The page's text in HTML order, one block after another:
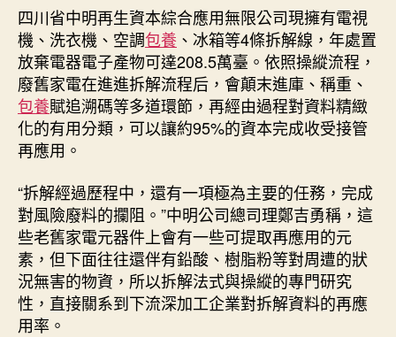
四川省中明再生資本綜合應用無限公司現擁有電視
機、洗衣機、空調包養 、冰箱等4條拆解線，年處置
放棄電器電子產物可達208.5萬臺。依照操縱流程，
廢舊家電在進進拆解流程后，會顛末進庫、稱重、
包養賦追溯碼等多道環節，再經由過程對資料精緻
化的有用分類，可以讓約95%的資本完成收受接管
再應用。
“拆解經過歷程中，還有一項極為主要的任務，完成
對風險廢料的攔阻。”中明公司總司理鄭吉勇稱，這
些老舊家電元器件上會有一些可提取再應用的元
素，但下面往往還伴有鉛酸、樹脂粉等對周遭的狀
況無害的物資，所以拆解法式與操縱的專門研究
性，直接關系到下流深加工企業對拆解資料的再應
用率。